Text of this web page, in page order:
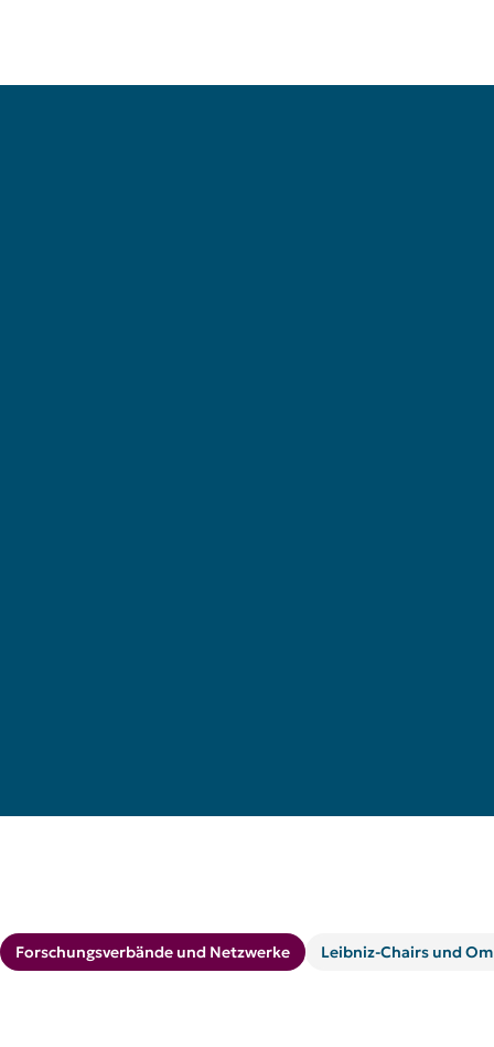
Forschungsverbände und Netzwerke Leibniz-Chairs und